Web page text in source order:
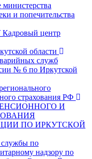
и попечительства
центр
области
служб
№ 6 по Иркутской
страхования РФ
И
ПО ИРКУТСКОЙ
службы по
надзору по